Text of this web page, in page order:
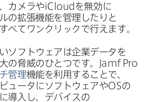
カメラやiCloud を​無効に​
の​拡張機能を​管理したりと​
べて​ワンクリックで​行えます。
い​ソフトウェアは​企業データを​
の​脅威の​ひとつです。
Jamf Pro
管理機能を​利用する​ことで、​
ュータに​ソフトウェアやOSの​
導入し、​デバイスの​